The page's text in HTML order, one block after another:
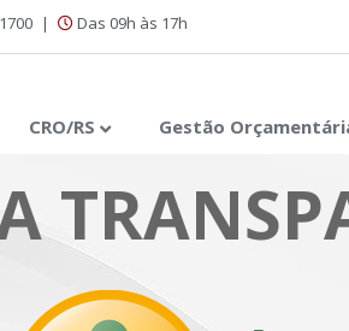
| Das 09h às 17h
CRO/RS Gestão